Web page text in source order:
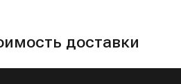
доставки